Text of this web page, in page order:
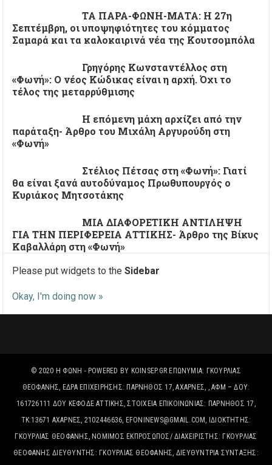
ΤΑ ΠΑΡΑ-ΦΩΝΗ-ΜΑΤΑ: Η 27η
Σεπτέμβρη, οι υποψηφιότητες του κόμματος
Σαμαρά και τα καλοκαιρινά νέα της Κουτσομπόλα
Γρηγόρης Κωνσταντέλλος στη
«Φωνή»: Ο νέος Κώδικας είναι η αρχή. Όχι το
τέλος της μεταρρύθμισης
Η επόμενη μάχη αρχίζει από την
παράταξη- Άρθρο του Μιχάλη Αργυρούδη στη
«Φωνή»
Στέλιος Πέτσας στη «Φωνή»: Γιατί
θα είναι ξανά αυτοδύναμος Πρωθυπουργός ο
Κυριάκος Μητσοτάκης
ΜΙΑ ΔΙΑΦΟΡΕΤΙΚΗ ΑΝΤΙΛΗΨΗ
ΓΙΑ ΤΗΝ ΠΕΡΙΦΕΡΕΙΑ ΑΤΤΙΚΗΣ- Άρθρο της Βίκυς
Καβαλλάρη στη «Φωνή»
Please put widgets to theSidebar
Okay, I'm doing now »
© 2020 Η ΦΩΝΉ - POWERED BY KOINSEP.GR ΕΠΩΝΥΜΊΑ: ΓΚΟΥΡΛΙΑΣ
ΘΕΟΦΑΝΗΣ, ΈΔΡΑ ΕΠΙΧΕΙΡΗΣΗΣ: ΠΑΡΝΗΘΟΣ 17, ΑΧΑΡΝΕΣ, , ΑΦΜ – ΔΟΥ:
161726111 ΔΟΥ ΚΕΦΟΔΕ ΑΤΤΙΚΗΣ, ΣΤΟΙΧΕΊΑ ΕΠΙΚΟΙΝΩΝΊΑΣ: ΠΑΡΝΗΘΟΣ 17,
ΤΚ:13671 ΑΧΑΡΝΕΣ, 2102446636, EFONINEWS@GMAIL.COM, ΙΔΙΟΚΤΗΤΗΣ:
ΓΚΟΥΡΛΙΑΣ ΘΕΟΦΑΝΗΣ, ΝΟΜΙΜΟΣ ΕΚΠΡΟΣΩΠΟΣ/ ΔΙΑΧΕΙΡΙΣΤΗΣ: ΓΚΟΥΡΛΙΑΣ
ΘΕΟΦΑΝΗΣ ΔΙΕΥΘΥΝΤΗΣ: ΓΚΟΥΡΛΙΑΣ ΘΕΟΦΑΝΗΣ, ΔΙΕΥΘΥΝΤΡΙΑ ΣΥΝΤΑΞΗΣ: